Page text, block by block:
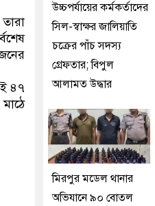
৪৭
উচ্চপর্যায়ের কর্মকর্তাদের
সিল-স্বাক্ষর জালিয়াতি
চক্রের পাঁচ সদস্য
গ্রেফতার; বিপুল
আলামত উদ্ধার
মিরপুর মডেল থানার
অভিযানে ৯০ বোতল